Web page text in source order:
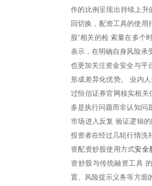
作的比例呈现出持续上
回切换，配资工具的使用
股”相关的检 索量在多个
表示，在明确自身风险承
也更加关注资金安全与平
形成差异化优势。 业内
过恒信证券官网核实相关
多是执行问题而非认知问
市场进入反复 验证逻辑
投资者在经过几轮行情洗
资配资炒股使用方式安全
资炒股与传统融资工具
置、风险提示义务等方面